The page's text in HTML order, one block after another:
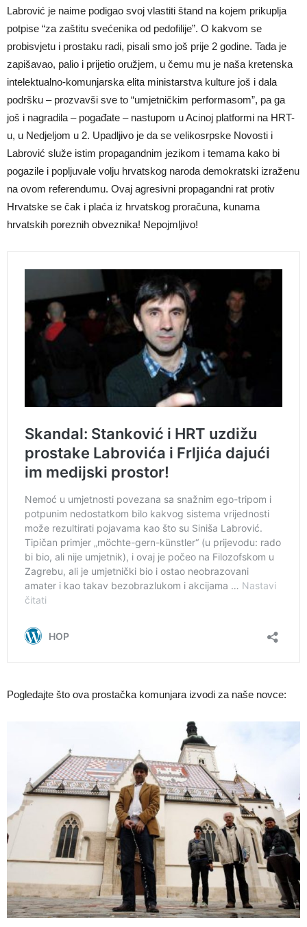
Labrović je naime podigao svoj vlastiti štand na kojem prikuplja
potpise “za zaštitu svećenika od pedofilije”. O kakvom se
probisvjetu i prostaku radi, pisali smo još prije 2 godine. Tada je
zapišavao, palio i prijetio oružjem, u čemu mu je naša kretenska
intelektualno-komunjarska elita ministarstva kulture još i dala
podršku – prozvavši sve to “umjetničkim performasom”, pa ga
još i nagradila – pogađate – nastupom u Acinoj platformi na HRT-
u, u Nedjeljom u 2. Upadljivo je da se velikosrpske Novosti i
Labrović služe istim propagandnim jezikom i temama kako bi
pogazile i popljuvale volju hrvatskog naroda demokratski izraženu
na ovom referendumu. Ovaj agresivni propagandni rat protiv
Hrvatske se čak i plaća iz hrvatskog proračuna, kunama
hrvatskih poreznih obveznika! Nepojmljivo!
Pogledajte što ova prostačka komunjara izvodi za naše novce: